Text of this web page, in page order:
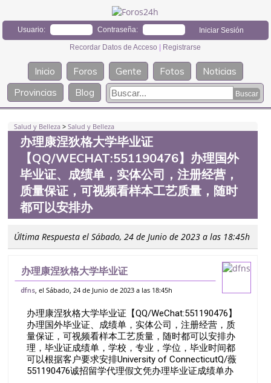
Usuario: Contraseña:
Recordar Datos de Acceso Registrarse
Inicio Foros Gente Fotos
Noticias
Provincias
Blog
Salud y Belleza >Salud y Belleza
办理康涅狄格大学毕业证
【QQ/WECHAT:551190476】办理国外
毕业证、成绩单，实体公司，注册经营，
质量保证，可视频看样本工艺质量，随时
都可以安排办
Última Respuesta el Sábado, 24 de Junio de 2023 a las 18:45h
办理康涅狄格大学毕业证
【QQ/WeChat:551190476】办理国外毕
保证，可视频看样本工艺质量，随时都可以
安排办
dfns, el Sábado, 24 de Junio de 2023 a las 18:45h
办理康涅狄格大学毕业证【QQ/WeChat:551190476】
办理国外毕业证、成绩单，实体公司，注册经营，质
量保证，可视频看样本工艺质量，随时都可以安排办
理，毕业证成绩单，学校，专业，学位，毕业时间都
可以根据客户要求安排University of ConnecticutQ/薇
551190476诚招留学代理假文凭办理毕业证成绩单办